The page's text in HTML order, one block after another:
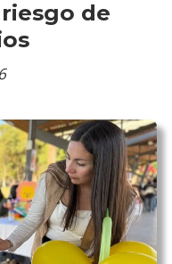
de